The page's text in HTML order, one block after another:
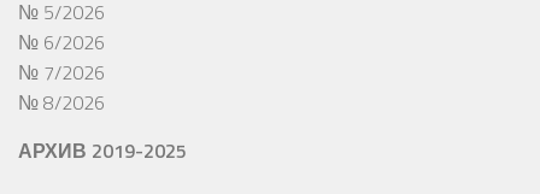
№ 5/2026
№ 6/2026
№ 7/2026
№ 8/2026
АРХИВ 2019-2025